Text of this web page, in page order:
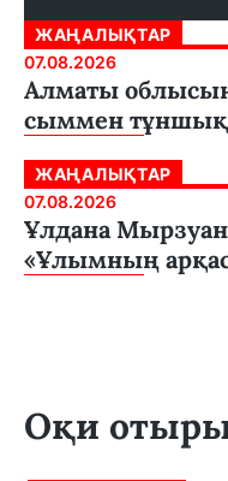
ЖАҢАЛЫҚТАР
07.08.2026
Алматы
сыммен
ЖАҢАЛЫҚТАР
07.08.2026
Ұлдана
«Ұлымның
Оқи